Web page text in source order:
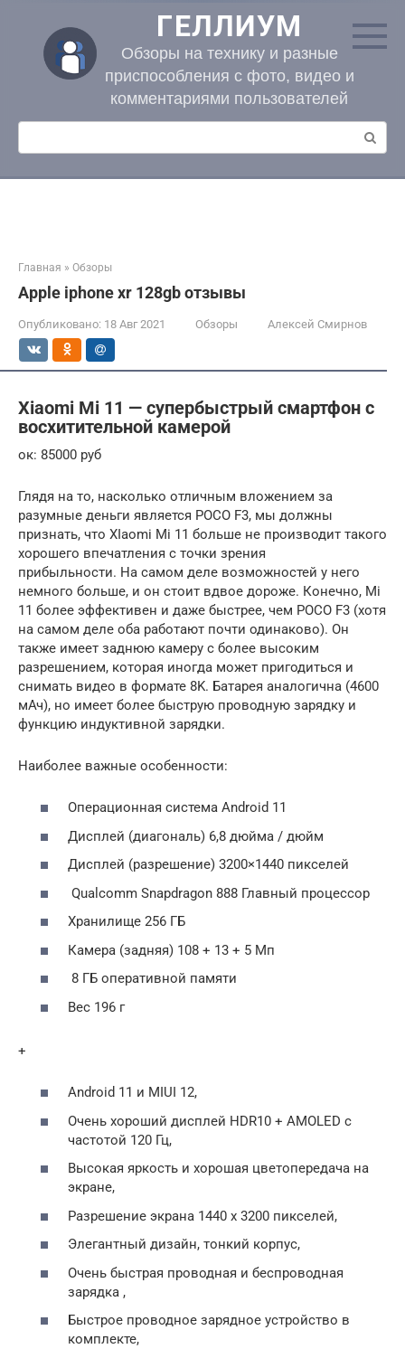
контенту
ГЕЛЛИУМ
Обзоры на технику и разные
приспособления с фото, видео и
комментариями пользователей
Поиск:
Главная » Обзоры
Apple iphone xr 128gb отзывы
Опубликовано: 18 Авг 2021 Обзоры Алексей Смирнов
Xiaomi Mi 11 — супербыстрый смартфон с
восхитительной камерой
ок: 85000 руб
Глядя на то, насколько отличным вложением за
разумные деньги является POCO F3, мы должны
признать, что XIaomi Mi 11 больше не производит такого
хорошего впечатления с точки зрения
прибыльности. На самом деле возможностей у него
немного больше, и он стоит вдвое дороже. Конечно, Mi
11 более эффективен и даже быстрее, чем POCO F3 (хотя
на самом деле оба работают почти одинаково). Он
также имеет заднюю камеру с более высоким
разрешением, которая иногда может пригодиться и
снимать видео в формате 8K. Батарея аналогична (4600
мАч), но имеет более быструю проводную зарядку и
функцию индуктивной зарядки.
Наиболее важные особенности:
Операционная система Android 11
Дисплей (диагональ) 6,8 дюйма / дюйм
Дисплей (разрешение) 3200×1440 пикселей
Qualcomm Snapdragon 888 Главный процессор
Хранилище 256 ГБ
Камера (задняя) 108 + 13 + 5 Мп
8 ГБ оперативной памяти
Вес 196 г
+
Android 11 и MIUI 12,
Очень хороший дисплей HDR10 + AMOLED с
частотой 120 Гц,
Высокая яркость и хорошая цветопередача на
экране,
Разрешение экрана 1440 x 3200 пикселей,
Элегантный дизайн, тонкий корпус,
Очень быстрая проводная и беспроводная
зарядка ,
Быстрое проводное зарядное устройство в
комплекте,